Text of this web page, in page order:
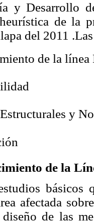
y Desarrollo
de la
del 2011
de la línea
Estructurales y
de la
básicos
afectada
de las